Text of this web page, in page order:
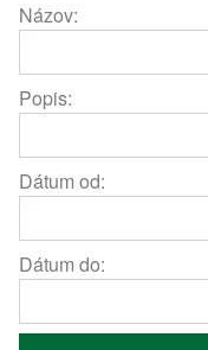
Názov:
Popis:
Dátum od:
Dátum do: